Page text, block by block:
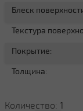
Блеск
Текстура
Покрытие:
Толщина:
Количество: 1